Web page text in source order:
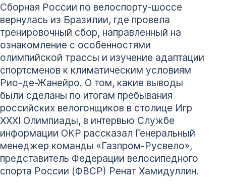
Сборная России по велоспорту-шоссе
вернулась из Бразилии, где провела
тренировочный сбор, направленный на
ознакомление с особенностями
олимпийской трассы и изучение адаптации
спортсменов к климатическим условиям
Рио-де-Жанейро. О том, какие выводы
были сделаны по итогам пребывания
российских велогонщиков в столице Игр
XXXI Олимпиады, в интервью Службе
информации ОКР рассказал Генеральный
менеджер команды «Газпром-Русвело»,
представитель Федерации велосипедного
спорта России (ФВСР) Ренат Хамидуллин.